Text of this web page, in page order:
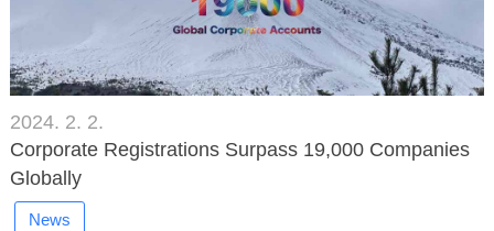
2024. 2. 2.
Corporate Registrations Surpass 19,000 Companies
Globally
News